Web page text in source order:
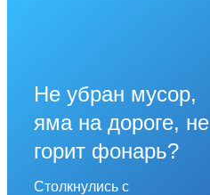
Не убран мусор,
яма на дороге, не
горит фонарь?
Столкнулись с